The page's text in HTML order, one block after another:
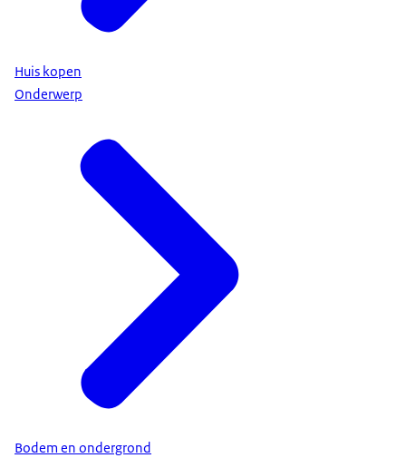
Huis kopen
Onderwerp
Bodem en ondergrond